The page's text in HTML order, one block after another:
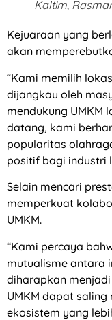
Kaltim,
Kejuaraan yang
akan
“Kami memilih
dijangkau oleh
mendukung UMKM
datang, kami
popularitas
positif bagi industri
Selain mencari
memperkuat
UMKM.
“Kami percaya
mutualisme antara
diharapkan
UMKM dapat
ekosistem yang